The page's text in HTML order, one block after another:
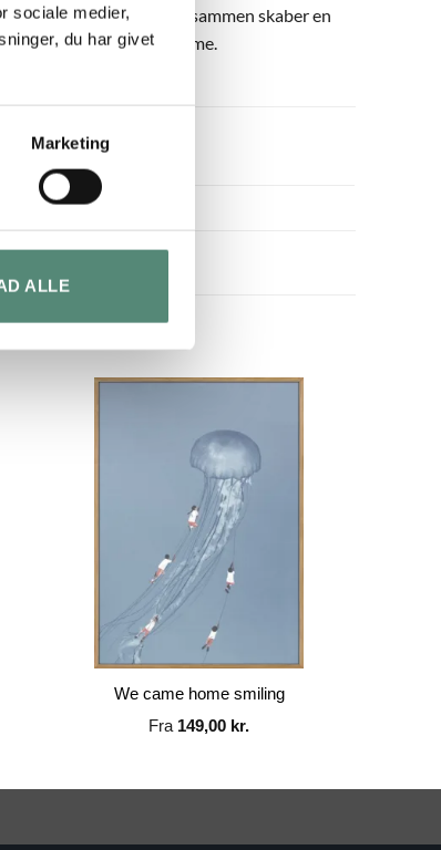
sociale medier,
du har givet
Marketing
ALLE
varme farver, da de tilsammen skaber en
både attitude og varme.
We came home smiling
Fra 149,00 kr.